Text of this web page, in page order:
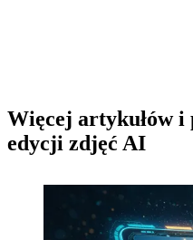
Więcej artykułów
edycji zdjęć AI